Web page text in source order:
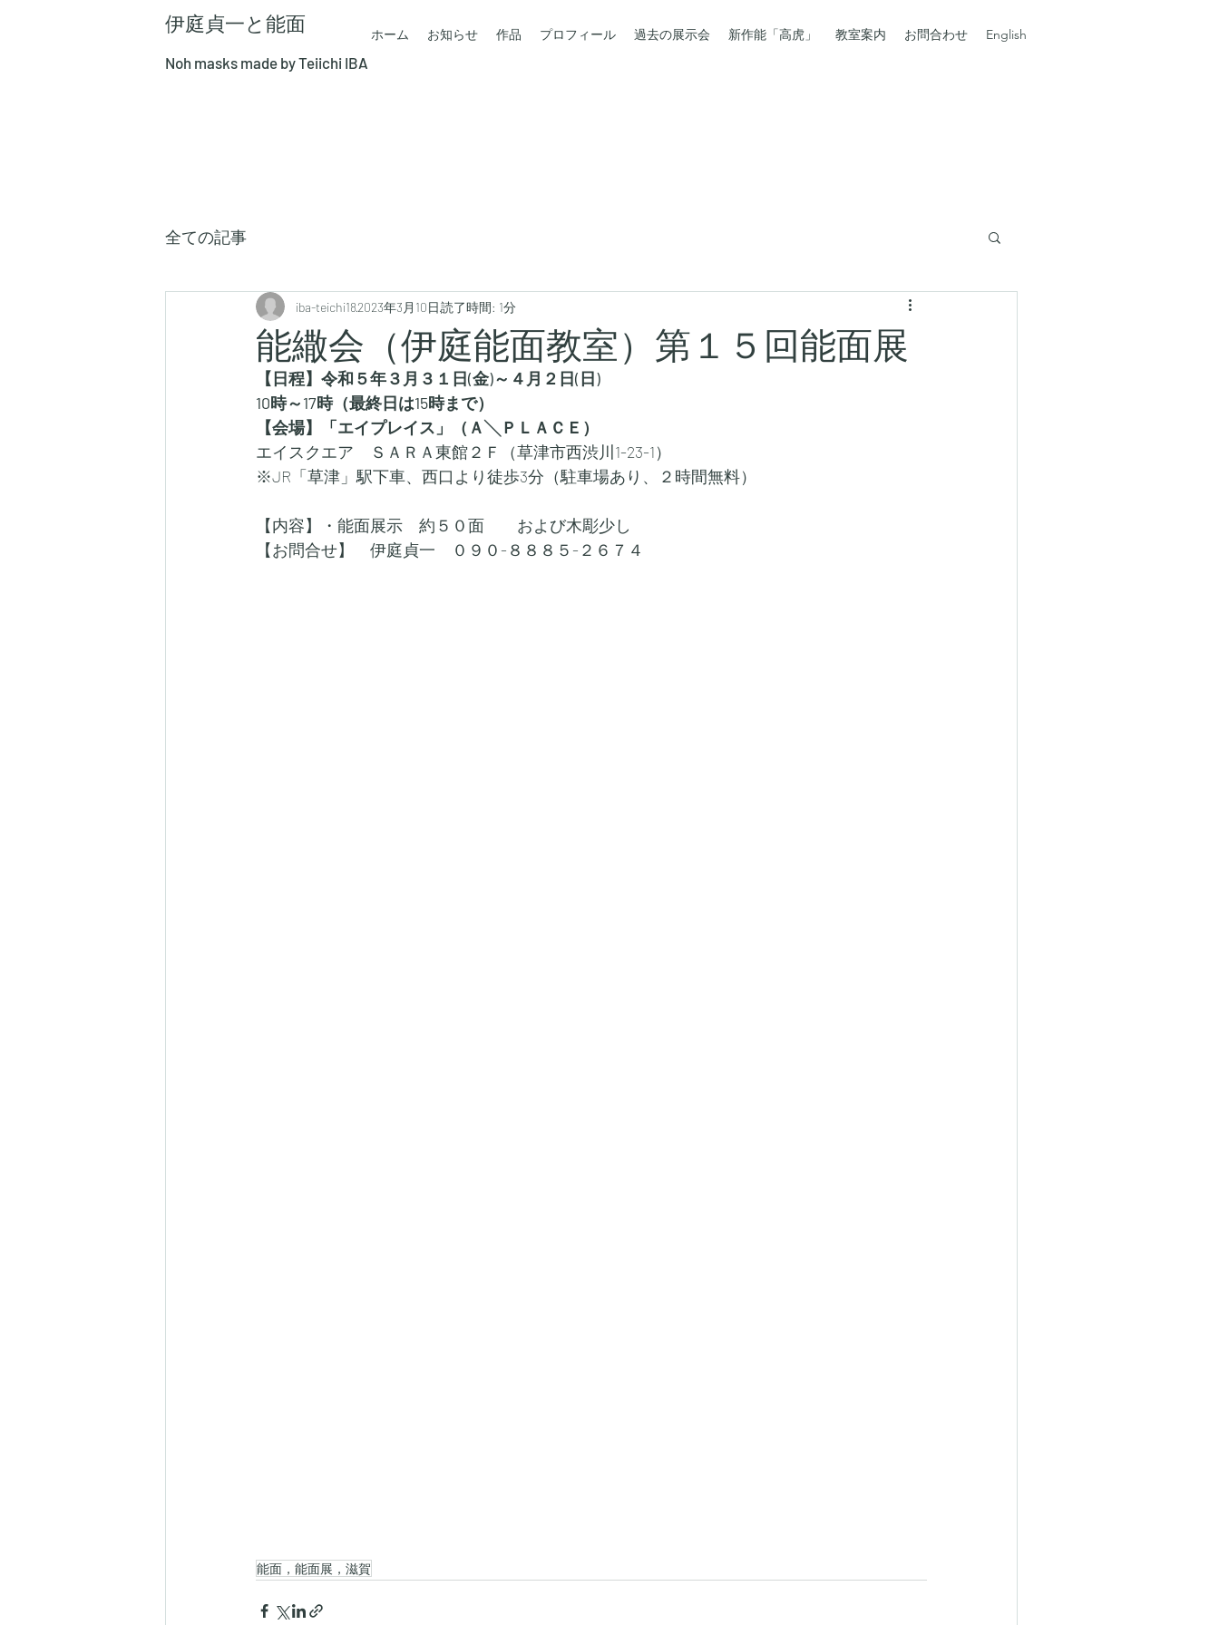
ホーム お知らせ 作品 プロフィール 過去の展示会 新作能「高虎」 教室案内 お問合わせ English
​伊庭貞一と能面
Noh masks made by Teiichi IBA
全ての記事
能繖会（伊庭能面教室）第１５回能面展
iba-teichi182023年3月10日読了時間: 1分
【日程】令和５年３月３１日(金)～４月２日(日)
10時～17時（最終日は15時まで）
【会場】「エイプレイス」（Ａ╲ＰＬＡＣＥ）
エイスクエア　ＳＡＲＡ東館２Ｆ（草津市西渋川1-23-1）
※JR「草津」駅下車、西口より徒歩3分（駐車場あり、２時間無料）
【内容】・能面展示　約５０面　　および木彫少し
【お問合せ】　伊庭貞一　０９０-８８８５-２６７４
能面，能面展，滋賀